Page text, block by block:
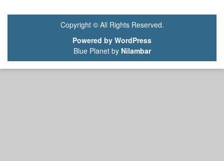
Copyright © All Rights Reserved.
Powered by WordPress
Blue Planet by Nilambar